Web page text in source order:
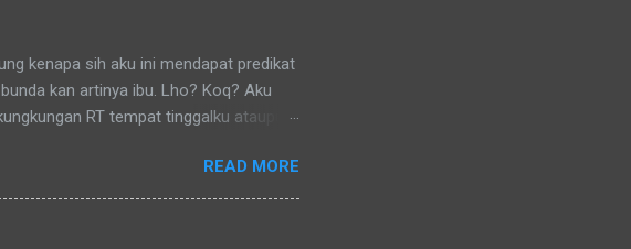
kenapa sih aku ini mendapat predikat
kan artinya ibu. Lho? Koq? Aku
RT tempat tinggalku ataupun
kenal tentunya) pun memanggilku
yang kenal denganku
terkadang memanggilku dengan
READ MORE